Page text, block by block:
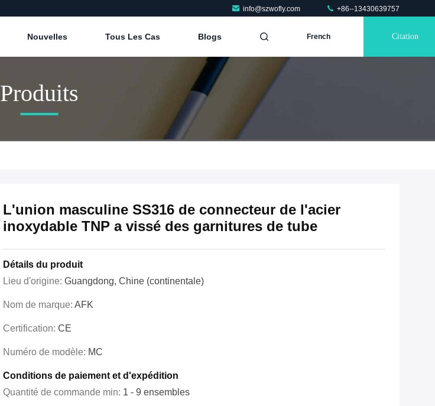
info@szwofly.com +86--13430639757
Nouvelles Tous Les Cas Blogs French Citation
Produits
L'union masculine SS316 de connecteur de l'acier
inoxydable TNP a vissé des garnitures de tube
Détails du produit
Lieu d'origine: Guangdong, Chine (continentale)
Nom de marque: AFK
Certification: CE
Numéro de modèle: MC
Conditions de paiement et d'expédition
Quantité de commande min: 1 - 9 ensembles